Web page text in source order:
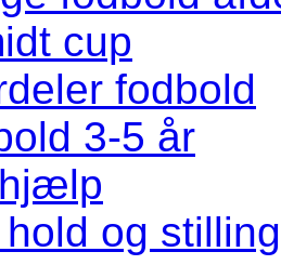
cup
fodbold
3-5 år
og